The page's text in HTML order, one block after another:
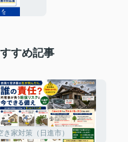
すめ記事
き家対策（日進市）